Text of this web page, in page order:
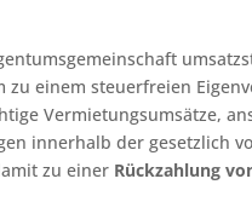
einem steuerfreien
Vermietungsumsätze,
innerhalb der gesetzlich
zu einer Rückzahlung